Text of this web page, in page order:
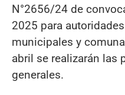
N°2656/24 de
2025 para
municipales y
abril se realizarán las
generales.